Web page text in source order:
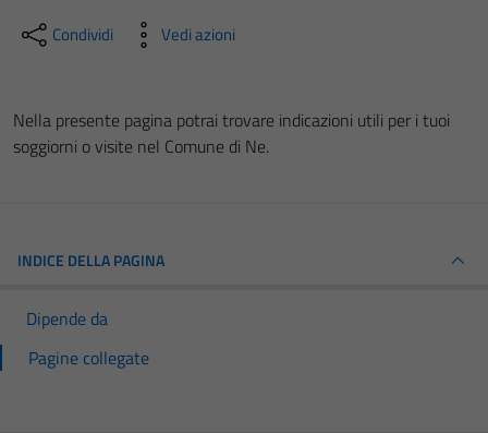
Condividi Vedi azioni
Nella presente pagina potrai trovare indicazioni utili per i tuoi
soggiorni o visite nel Comune di Ne.
INDICE DELLA PAGINA
Dipende da
Pagine collegate